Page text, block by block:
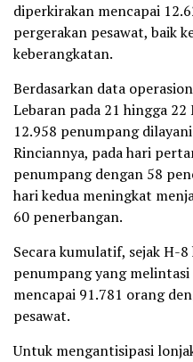
diperkirakan mencapai
pergerakan pesawat, baik
keberangkatan.
Berdasarkan data
Lebaran pada 21 hingga
12.958 penumpang
Rinciannya, pada hari
penumpang dengan 58
hari kedua meningkat
60 penerbangan.
Secara kumulatif, sejak H-
penumpang yang
mencapai 91.781 orang
pesawat.
Untuk mengantisipasi